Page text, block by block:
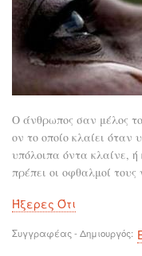
Ο άνθρωπος σαν μέλος
ον το οποίο κλαίει όταν
υπόλοιπα όντα κλαίνε, ή
πρέπει οι οφθαλμοί
Ήξερες Ότι
Συγγραφέας - Δημιουργός